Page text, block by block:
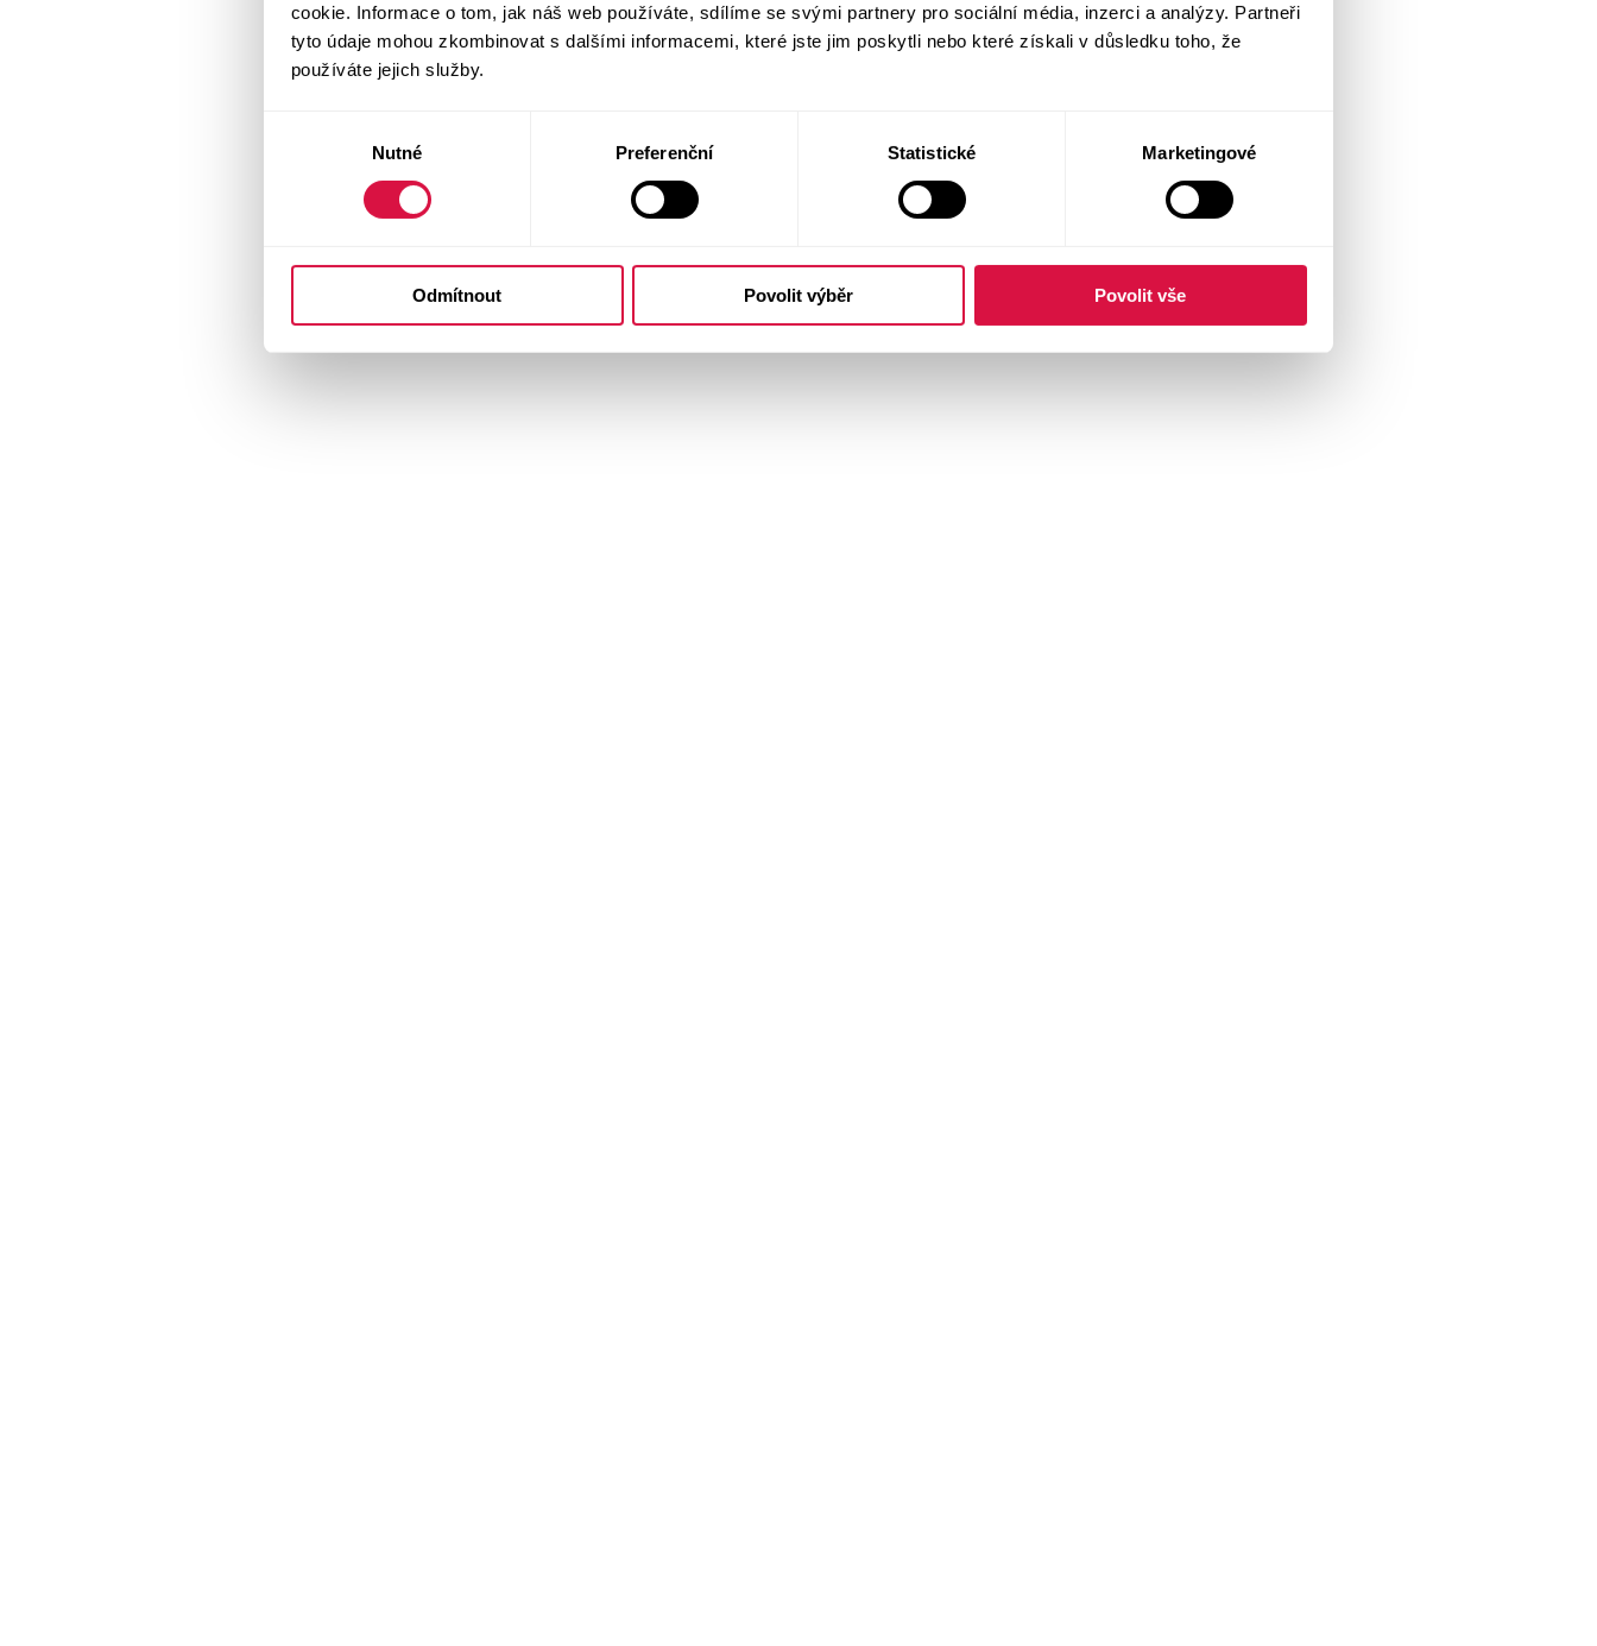
cookie. Informace o tom, jak náš web používáte, sdílíme se svými partnery pro sociální média, inzerci a analýzy. Partneři
tyto údaje mohou zkombinovat s dalšími informacemi, které jste jim poskytli nebo které získali v důsledku toho, že
používáte jejich služby.
Nutné Preferenční Statistické Marketingové
Odmítnout Povolit výběr Povolit vše